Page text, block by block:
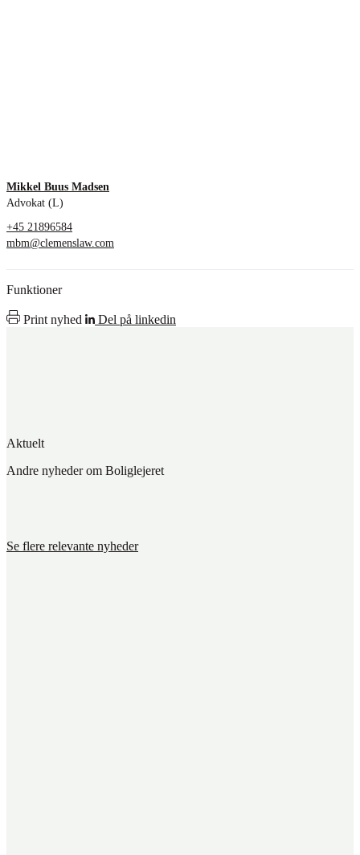
Mikkel Buus Madsen
Advokat (L)
+45 21896584
mbm@clemenslaw.com
Funktioner
Print nyhed Del på linkedin
Aktuelt
Andre nyheder om Boliglejeret
Se flere relevante nyheder